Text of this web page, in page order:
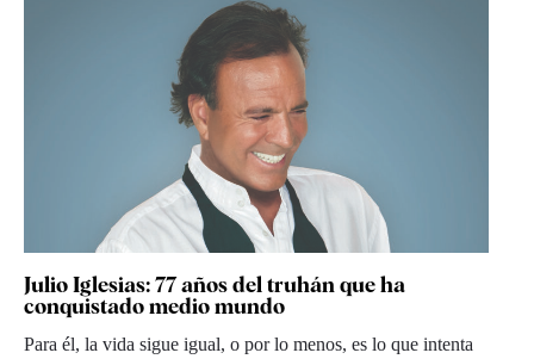
Julio Iglesias: 77 años del truhán que ha
conquistado medio mundo
Para él, la vida sigue igual, o por lo menos, es lo que intenta